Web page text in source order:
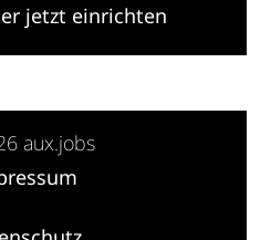
jetzt einrichten
aux.jobs